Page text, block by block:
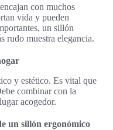
con muchos
vida y pueden
un sillón
rudo muestra elegancia.
y estético. Es vital que
combinar con la
acogedor.
un sillón ergonómico